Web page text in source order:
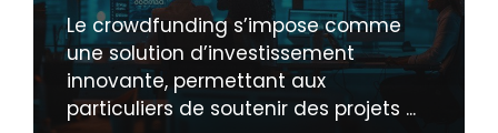
Le crowdfunding s’impose comme
une solution d’investissement
innovante, permettant aux
particuliers de soutenir des projets ...